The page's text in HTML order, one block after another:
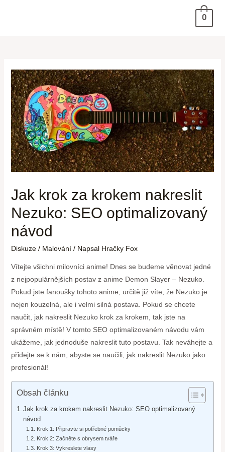
0
Jak krok za krokem nakreslit
Nezuko: SEO optimalizovaný
návod
Diskuze / Malování/ Napsal Hračky Fox
Vítejte všichni milovníci anime! Dnes se budeme věnovat jedné
z nejpopulárnějších postav z anime Demon Slayer – Nezuko.
Pokud jste fanoušky tohoto anime, určitě již víte, že Nezuko je
nejen kouzelná, ale i velmi silná postava. Pokud se chcete
naučit, jak nakreslit Nezuko krok za krokem, tak jste na
správném místě! V tomto SEO optimalizovaném návodu vám
ukážeme, jak jednoduše nakreslit tuto postavu. Tak neváhejte a
přidejte se k nám, abyste se naučili, jak nakreslit Nezuko jako
profesionál!
Obsah článku
Jak krok za krokem nakreslit Nezuko: SEO optimalizovaný
návod
Krok 1: Připravte si potřebné pomůcky
Krok 2: Začněte s obrysem tváře
Krok 3: Vykreslete vlasy